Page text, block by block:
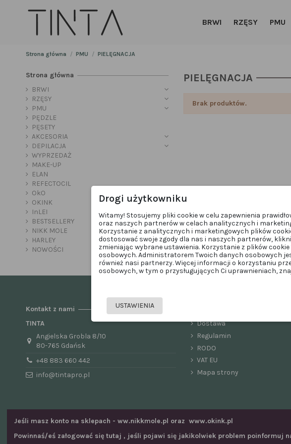
BRWI RZĘSY PMU
Strona główna PMU PIELĘGNACJA
PIELĘGNACJA
Brak produktów.
Strona główna
BRWI
RZĘSY
PMU
PĘDZLE
PĘSETY
AKCESORIA
DEPILACJA
WYPRZEDAŻ
MAKE-UP
ELAN
REFECTOCIL
OkO
OKINK
InLEI
BESTSELLERY
NIKK MOLE
HARLEY
NOWOŚCI
Kontakt z nami
TINTA
Angielska Grobla 8/10
80-765 Gdańsk
+48 883 660 442
info@tintapro.pl
Dostawa
Regulamin
RODO
VAT EU
Mapa strony
Copyright © 2024 TINTA Pro - all rights reserved.
Jeśli masz konto na sklepach - ww.nikkmole.pl oraz www.okink.pl
Powinnaś/eś załogować się tutaj , jeśli pojawi się jakikolwiek problem poinformuj
Drogi użytkowniku
Witamy! Stosujemy pliki cookie w celu zapewnienia
oraz naszych partnerów w celach analitycznych i
Korzystanie z analitycznych i marketingowych plików
dostosować swoje zgody dla nas i naszych partnerów,
zmieniając wybrane ustawienia. Korzystanie z plików
osobowych. Administratorem Twoich danych osobowych
również nasi partnerzy. Więcej informacji o korzystaniu
osobowych, w tym o przysługujących Ci uprawnieniach,
USTAWIENIA